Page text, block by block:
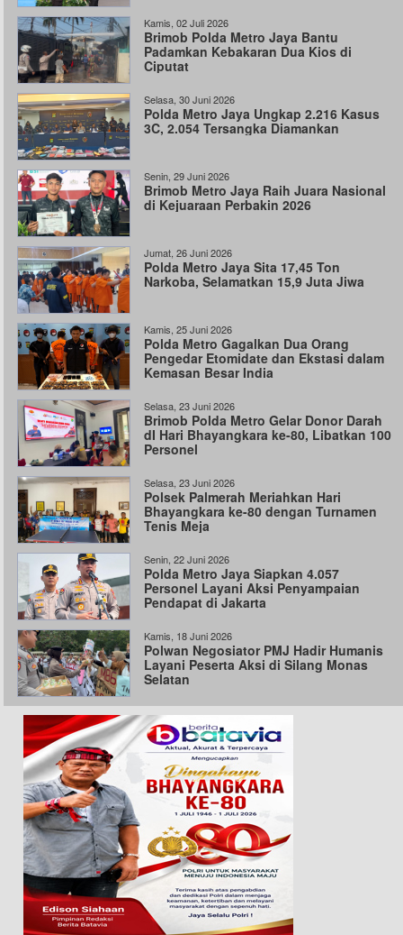
Kamis, 02 Juli 2026
Brimob Polda Metro Jaya Bantu
Padamkan Kebakaran Dua Kios di
Ciputat
Selasa, 30 Juni 2026
Polda Metro Jaya Ungkap 2.216 Kasus
3C, 2.054 Tersangka Diamankan
Senin, 29 Juni 2026
Brimob Metro Jaya Raih Juara Nasional
di Kejuaraan Perbakin 2026
Jumat, 26 Juni 2026
Polda Metro Jaya Sita 17,45 Ton
Narkoba, Selamatkan 15,9 Juta Jiwa
Kamis, 25 Juni 2026
Polda Metro Gagalkan Dua Orang
Pengedar Etomidate dan Ekstasi dalam
Kemasan Besar India
Selasa, 23 Juni 2026
Brimob Polda Metro Gelar Donor Darah
dI Hari Bhayangkara ke-80, Libatkan 100
Personel
Selasa, 23 Juni 2026
Polsek Palmerah Meriahkan Hari
Bhayangkara ke-80 dengan Turnamen
Tenis Meja
Senin, 22 Juni 2026
Polda Metro Jaya Siapkan 4.057
Personel Layani Aksi Penyampaian
Pendapat di Jakarta
Kamis, 18 Juni 2026
Polwan Negosiator PMJ Hadir Humanis
Layani Peserta Aksi di Silang Monas
Selatan